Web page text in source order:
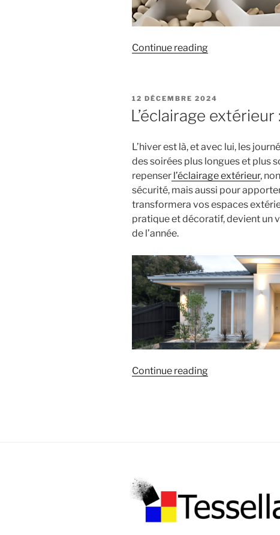
Continue reading« Stabilisateur
La
Solution
pour
un
Jardin
Soigné »
POSTED
ON
12 DÉCEMBRE 2024
L’éclairage
L’hiver est là, et avec lui, les
des soirées plus longues et plus
repenser l’éclairage extérieur,
sécurité, mais aussi pour
transformera vos espaces
pratique et décoratif, devient un
de l’année.
Continue reading« L’éclairage